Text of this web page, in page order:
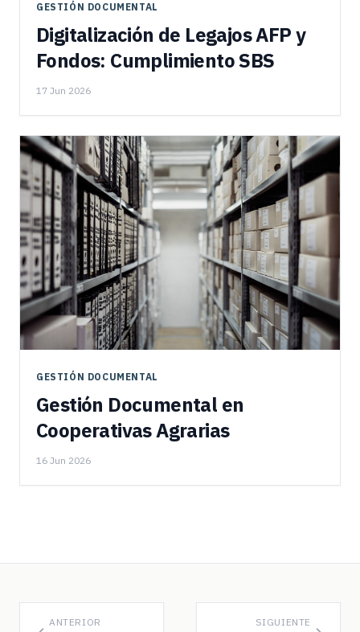
GESTIÓN DOCUMENTAL
Digitalización de Legajos AFP y
Fondos: Cumplimiento SBS
17 Jun 2026
GESTIÓN DOCUMENTAL
Gestión Documental en
Cooperativas Agrarias
16 Jun 2026
ANTERIOR SIGUIENTE